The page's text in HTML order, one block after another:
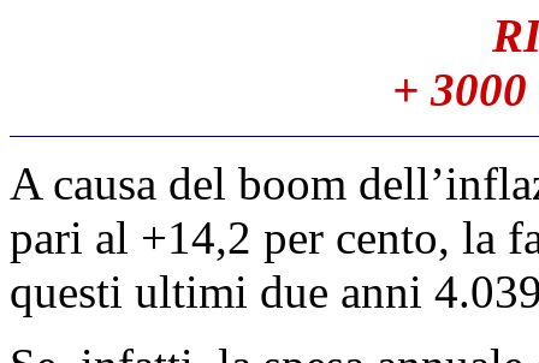
+
A causa del boom
pari al +14,2 per cento, la
questi ultimi due anni